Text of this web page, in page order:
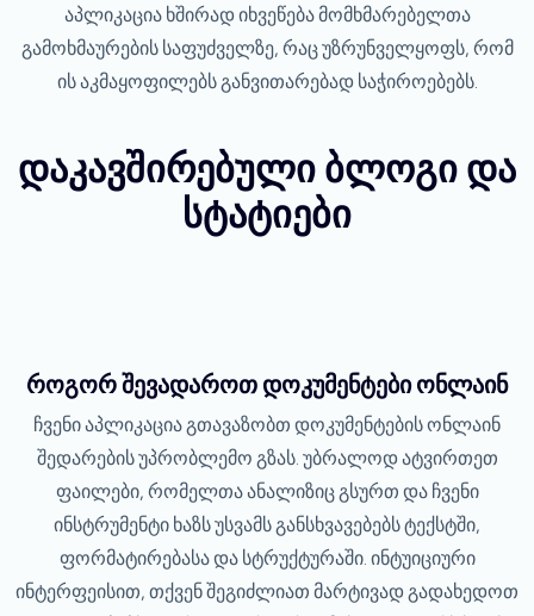
აპლიკაცია ხშირად იხვეწება მომხმარებელთა
გამოხმაურების საფუძველზე, რაც უზრუნველყოფს, რომ
ის აკმაყოფილებს განვითარებად საჭიროებებს.
დაკავშირებული ბლოგი და
სტატიები
როგორ შევადაროთ დოკუმენტები ონლაინ
ჩვენი აპლიკაცია გთავაზობთ დოკუმენტების ონლაინ
შედარების უპრობლემო გზას. უბრალოდ ატვირთეთ
ფაილები, რომელთა ანალიზიც გსურთ და ჩვენი
ინსტრუმენტი ხაზს უსვამს განსხვავებებს ტექსტში,
ფორმატირებასა და სტრუქტურაში. ინტუიციური
ინტერფეისით, თქვენ შეგიძლიათ მარტივად გადახედოთ